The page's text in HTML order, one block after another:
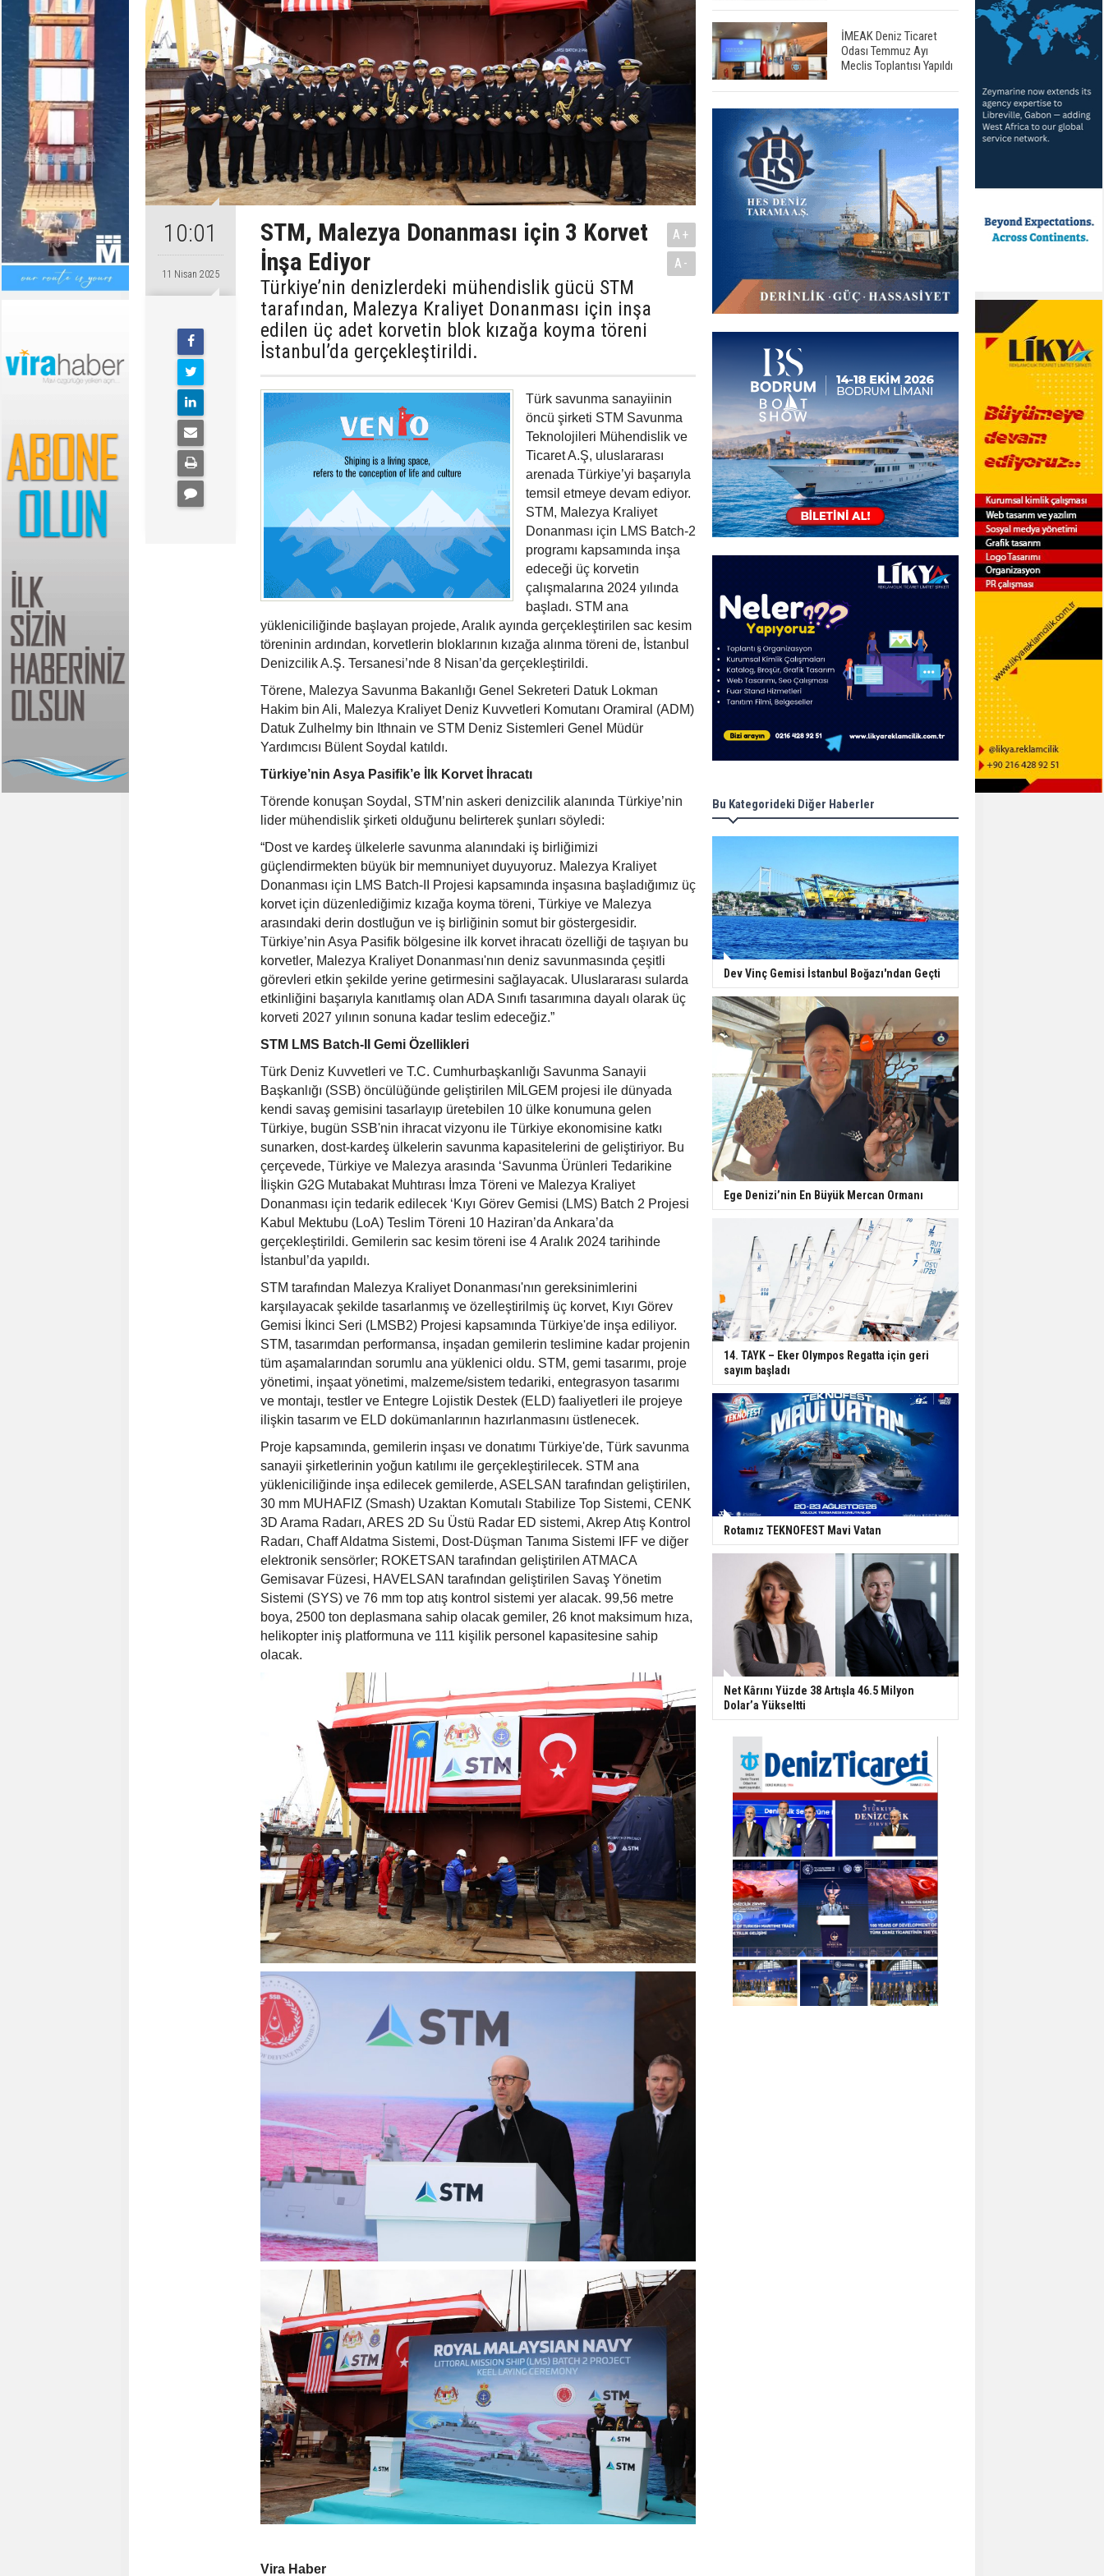
10:01
11 Nisan 2025
STM, Malezya Donanması için 3 Korvet
İnşa Ediyor
Türkiye’nin denizlerdeki mühendislik gücü STM
tarafından, Malezya Kraliyet Donanması için inşa
edilen üç adet korvetin blok kızağa koyma töreni
İstanbul’da gerçekleştirildi.
A+
A-
Türk savunma sanayiinin
öncü şirketi STM Savunma
Teknolojileri Mühendislik ve
Ticaret A.Ş, uluslararası
arenada Türkiye’yi başarıyla
temsil etmeye devam ediyor.
STM, Malezya Kraliyet
Donanması için LMS Batch-2
programı kapsamında inşa
edeceği üç korvetin
çalışmalarına 2024 yılında
başladı. STM ana
yükleniciliğinde başlayan projede, Aralık ayında gerçekleştirilen sac kesim
töreninin ardından, korvetlerin bloklarının kızağa alınma töreni de, İstanbul
Denizcilik A.Ş. Tersanesi’nde 8 Nisan’da gerçekleştirildi.
Törene, Malezya Savunma Bakanlığı Genel Sekreteri Datuk Lokman
Hakim bin Ali, Malezya Kraliyet Deniz Kuvvetleri Komutanı Oramiral (ADM)
Datuk Zulhelmy bin Ithnain ve STM Deniz Sistemleri Genel Müdür
Yardımcısı Bülent Soydal katıldı.
Türkiye’nin Asya Pasifik’e İlk Korvet İhracatı
Törende konuşan Soydal, STM’nin askeri denizcilik alanında Türkiye’nin
lider mühendislik şirketi olduğunu belirterek şunları söyledi:
“Dost ve kardeş ülkelerle savunma alanındaki iş birliğimizi
güçlendirmekten büyük bir memnuniyet duyuyoruz. Malezya Kraliyet
Donanması için LMS Batch-II Projesi kapsamında inşasına başladığımız üç
korvet için düzenlediğimiz kızağa koyma töreni, Türkiye ve Malezya
arasındaki derin dostluğun ve iş birliğinin somut bir göstergesidir.
Türkiye’nin Asya Pasifik bölgesine ilk korvet ihracatı özelliği de taşıyan bu
korvetler, Malezya Kraliyet Donanması'nın deniz savunmasında çeşitli
görevleri etkin şekilde yerine getirmesini sağlayacak. Uluslararası sularda
etkinliğini başarıyla kanıtlamış olan ADA Sınıfı tasarımına dayalı olarak üç
korveti 2027 yılının sonuna kadar teslim edeceğiz.”
STM LMS Batch-II Gemi Özellikleri
Türk Deniz Kuvvetleri ve T.C. Cumhurbaşkanlığı Savunma Sanayii
Başkanlığı (SSB) öncülüğünde geliştirilen MİLGEM projesi ile dünyada
kendi savaş gemisini tasarlayıp üretebilen 10 ülke konumuna gelen
Türkiye, bugün SSB'nin ihracat vizyonu ile Türkiye ekonomisine katkı
sunarken, dost-kardeş ülkelerin savunma kapasitelerini de geliştiriyor. Bu
çerçevede, Türkiye ve Malezya arasında ‘Savunma Ürünleri Tedarikine
İlişkin G2G Mutabakat Muhtırası İmza Töreni ve Malezya Kraliyet
Donanması için tedarik edilecek ‘Kıyı Görev Gemisi (LMS) Batch 2 Projesi
Kabul Mektubu (LoA) Teslim Töreni 10 Haziran’da Ankara’da
gerçekleştirildi. Gemilerin sac kesim töreni ise 4 Aralık 2024 tarihinde
İstanbul’da yapıldı.
STM tarafından Malezya Kraliyet Donanması'nın gereksinimlerini
karşılayacak şekilde tasarlanmış ve özelleştirilmiş üç korvet, Kıyı Görev
Gemisi İkinci Seri (LMSB2) Projesi kapsamında Türkiye'de inşa ediliyor.
STM, tasarımdan performansa, inşadan gemilerin teslimine kadar projenin
tüm aşamalarından sorumlu ana yüklenici oldu. STM, gemi tasarımı, proje
yönetimi, inşaat yönetimi, malzeme/sistem tedariki, entegrasyon tasarımı
ve montajı, testler ve Entegre Lojistik Destek (ELD) faaliyetleri ile projeye
ilişkin tasarım ve ELD dokümanlarının hazırlanmasını üstlenecek.
Proje kapsamında, gemilerin inşası ve donatımı Türkiye'de, Türk savunma
sanayii şirketlerinin yoğun katılımı ile gerçekleştirilecek. STM ana
yükleniciliğinde inşa edilecek gemilerde, ASELSAN tarafından geliştirilen,
30 mm MUHAFIZ (Smash) Uzaktan Komutalı Stabilize Top Sistemi, CENK
3D Arama Radarı, ARES 2D Su Üstü Radar ED sistemi, Akrep Atış Kontrol
Radarı, Chaff Aldatma Sistemi, Dost-Düşman Tanıma Sistemi IFF ve diğer
elektronik sensörler; ROKETSAN tarafından geliştirilen ATMACA
Gemisavar Füzesi, HAVELSAN tarafından geliştirilen Savaş Yönetim
Sistemi (SYS) ve 76 mm top atış kontrol sistemi yer alacak. 99,56 metre
boya, 2500 ton deplasmana sahip olacak gemiler, 26 knot maksimum hıza,
helikopter iniş platformuna ve 111 kişilik personel kapasitesine sahip
olacak.
Vira Haber
İMEAK Deniz Ticaret
Odası Temmuz Ayı
Meclis Toplantısı Yapıldı
Bu Kategorideki Diğer Haberler
Dev Vinç Gemisi İstanbul Boğazı'ndan Geçti
Ege Denizi’nin En Büyük Mercan Ormanı
14. TAYK – Eker Olympos Regatta için geri
sayım başladı
Rotamız TEKNOFEST Mavi Vatan
Net Kârını Yüzde 38 Artışla 46.5 Milyon
Dolar’a Yükseltti